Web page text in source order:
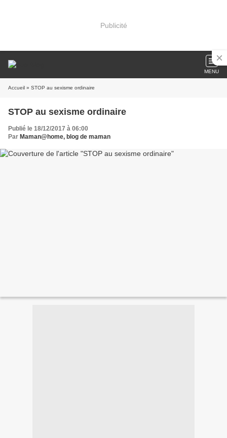
Publicité
MENU
Accueil » STOP au sexisme ordinaire
STOP au sexisme ordinaire
Publié le 18/12/2017 à 06:00
Par Maman@home, blog de maman